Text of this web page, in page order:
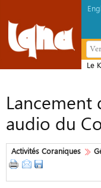
Le
de
Lancement
audio du
Activités Coraniques